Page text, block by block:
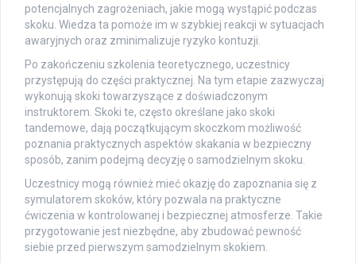
potencjalnych zagrożeniach, jakie mogą wystąpić podczas
skoku. Wiedza ta pomoże im w szybkiej reakcji w sytuacjach
awaryjnych oraz zminimalizuje ryzyko kontuzji.
Po zakończeniu szkolenia teoretycznego, uczestnicy
przystępują do części praktycznej. Na tym etapie zazwyczaj
wykonują skoki towarzyszące z doświadczonym
instruktorem. Skoki te, często określane jako skoki
tandemowe, dają początkującym skoczkom możliwość
poznania praktycznych aspektów skakania w bezpieczny
sposób, zanim podejmą decyzję o samodzielnym skoku.
Uczestnicy mogą również mieć okazję do zapoznania się z
symulatorem skoków, który pozwala na praktyczne
ćwiczenia w kontrolowanej i bezpiecznej atmosferze. Takie
przygotowanie jest niezbędne, aby zbudować pewność
siebie przed pierwszym samodzielnym skokiem.